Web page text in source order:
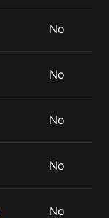
No
No
No
No
No